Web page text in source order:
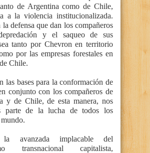
de Argentina como de Chile,
a la violencia institucionalizada.
la defensa que dan los compañeros
y el saqueo de sus
tanto por Chevron en territorio
por las empresas forestales en
Chile.
las bases para la conformación de
conjunto con los compañeros de
y de Chile, de esta manera, nos
parte de la lucha de todos los
avanzada implacable del
transnacional capitalista,